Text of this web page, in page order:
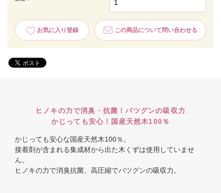
お気に入り登録 この商品について問い合わせる
ヒノキの力で消臭・抗菌！バツグンの吸収力
かじっても安心！国産天然木100％
かじっても安心な国産天然木100％。
接着剤が含まれる集成材から出た木くずは使用していませ
ん。
ヒノキの力で消臭抗菌、高圧縮でバツグンの吸収力。